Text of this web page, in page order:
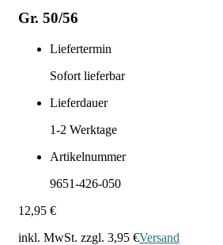
Gr. 50/56
Liefertermin
Sofort lieferbar
Lieferdauer
1-2 Werktage
Artikelnummer
9651-426-050
12,95 €
inkl. MwSt. zzgl. 3,95 €Versand